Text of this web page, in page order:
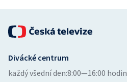
Divácké centrum
každý všední den:8:00—16:00 hodin